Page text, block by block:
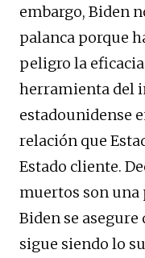
embargo, Biden
palanca porque
peligro la
herramienta del
estadounidense
relación que
Estado cliente.
muertos son una
Biden se
sigue siendo lo